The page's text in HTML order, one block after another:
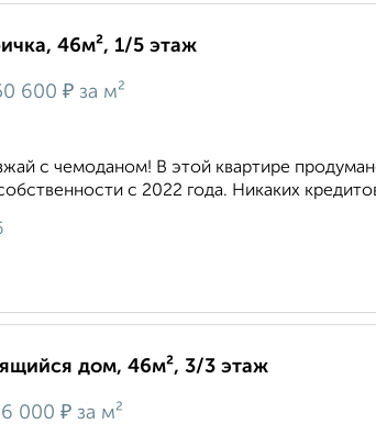
46м², 1/5 этаж
600 ₽ за м²
с чемоданом! В этой квартире
с 2022 года. Никаких
дом, 46м², 3/3 этаж
000 ₽ за м²